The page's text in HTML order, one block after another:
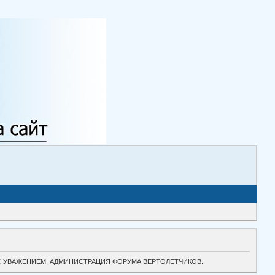
УВАЖЕНИЕМ, АДМИНИСТРАЦИЯ ФОРУМА ВЕРТОЛЕТЧИКОВ.